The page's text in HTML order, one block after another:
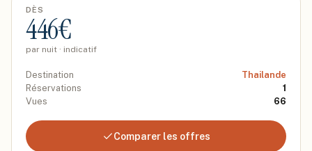
DÈS
446€
par nuit · indicatif
Destination
Thailande
Réservations
1
Vues
66
Comparer les offres